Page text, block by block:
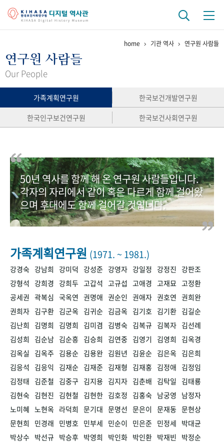
걸어온 길 기관 변천사
연구 역사
정책과 연구 키워드로 보는 연구 역사
연구자들
간행물 변천사
기록물 아카이브
사진 아카이브 문서 기록물 행정박물 영상 기록물
50+1주년 기념
+1
VR 역사관
home 기관 역사 연구원 사람들
연구원 사람들
Our People
가족계획연구원
한국보건개발연구원
한국인구보건연구원
한국보건사회연구원
50년 역사를 함께 해 온 연구원 사람들입니다.
각자의 자리에서 같이 혹은 다르게 함께 걸어왔
으며 후대에도 함께 걸어갈 것입니다.
가족계획연구원 (1971. ~ 1981.)
강경숙 강남희 강미덕 강성준 강영자 강일정 강정진
강판조
강형석
강희경 강희두 고갑석 고규섭 고애경 고재묘 고정환
공세권 곽복심 국옥연 권명애 권순인 권애자 권호연 권희완
권희자 김구환 김군옥 김귀순 김금옥 김기호 김기환 김길순
김난희
김명희 김명희 김미겸 김병숙 김복규 김복자 김선례
김성희
김순남 김순흥 김승희 김연중 김영기 김영희
김옥경
김옥실
김옥주 김용순 김용완 김원년 김윤순 김은옥 김은희
김응석
김응익 김재순 김재준 김재형 김재홍 김정애 김정임
김정태 김준철 김중구 김지용 김지자 김춘배 김탁일
김태룡
김현숙 김현진 김현철 김현한 김호정 김홍숙 남궁영
남정자
노미혜 노현옥 라덕희 문기대 문명선 문은이 문재동 문현상
문현희
민경래 민병호 민부세 민순이 민은준 민정세 박대균
박상수 박선규 박승후 박영희 박인화 박인환 박재빈
박정순